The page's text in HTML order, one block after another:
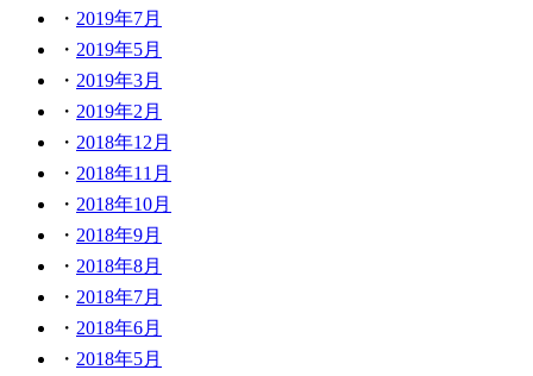
2019年7月
2019年5月
2019年3月
2019年2月
2018年12月
2018年11月
2018年10月
2018年9月
2018年8月
2018年7月
2018年6月
2018年5月